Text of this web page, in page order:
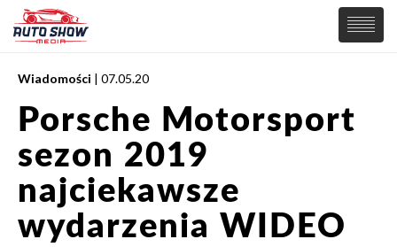
PREMIERY
SAMOCHODY
Wiadomości
Samochody Koncepcyjne
Tuning
Elektryczne
MOTORSPORT
Wiadomości | 07.05.20
Porsche Motorsport
sezon 2019
najciekawsze
wydarzenia WIDEO